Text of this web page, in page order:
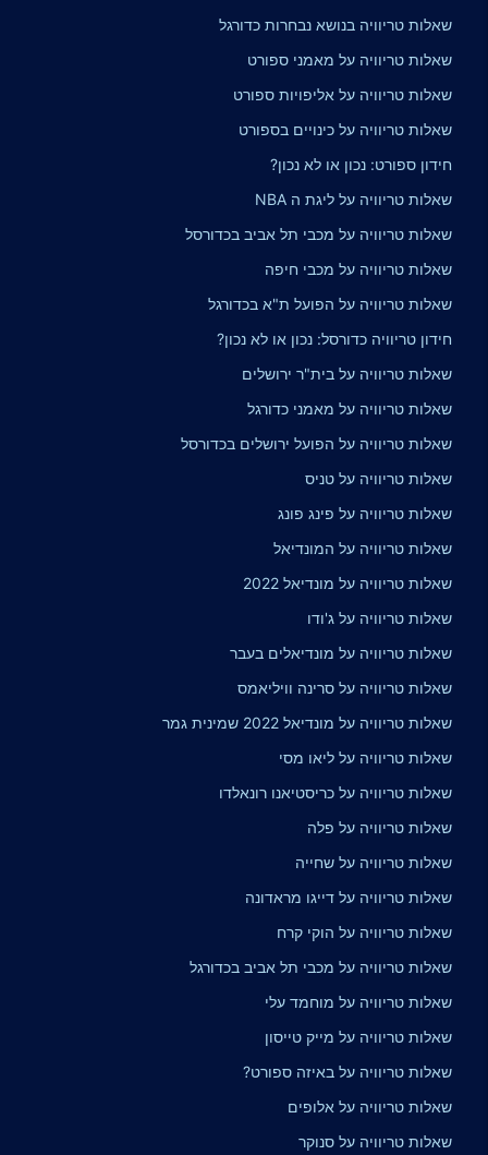
שאלות טריוויה בנושא נבחרות כדורגל
שאלות טריוויה על מאמני ספורט
שאלות טריוויה על אליפויות ספורט
שאלות טריוויה על כינויים בספורט
חידון ספורט: נכון או לא נכון?
שאלות טריוויה על ליגת ה NBA
שאלות טריוויה על מכבי תל אביב בכדורסל
שאלות טריוויה על מכבי חיפה
שאלות טריוויה על הפועל ת"א בכדורגל
חידון טריוויה כדורסל: נכון או לא נכון?
שאלות טריוויה על בית"ר ירושלים
שאלות טריוויה על מאמני כדורגל
שאלות טריוויה על הפועל ירושלים בכדורסל
שאלות טריוויה על טניס
שאלות טריוויה על פינג פונג
שאלות טריוויה על המונדיאל
שאלות טריוויה על מונדיאל 2022
שאלות טריוויה על ג'ודו
שאלות טריוויה על מונדיאלים בעבר
שאלות טריוויה על סרינה וויליאמס
שאלות טריוויה על מונדיאל 2022 שמינית גמר
שאלות טריוויה על ליאו מסי
שאלות טריוויה על כריסטיאנו רונאלדו
שאלות טריוויה על פלה
שאלות טריוויה על שחייה
שאלות טריוויה על דייגו מראדונה
שאלות טריוויה על הוקי קרח
שאלות טריוויה על מכבי תל אביב בכדורגל
שאלות טריוויה על מוחמד עלי
שאלות טריוויה על מייק טייסון
שאלות טריוויה על באיזה ספורט?
שאלות טריוויה על אלופים
שאלות טריוויה על סנוקר